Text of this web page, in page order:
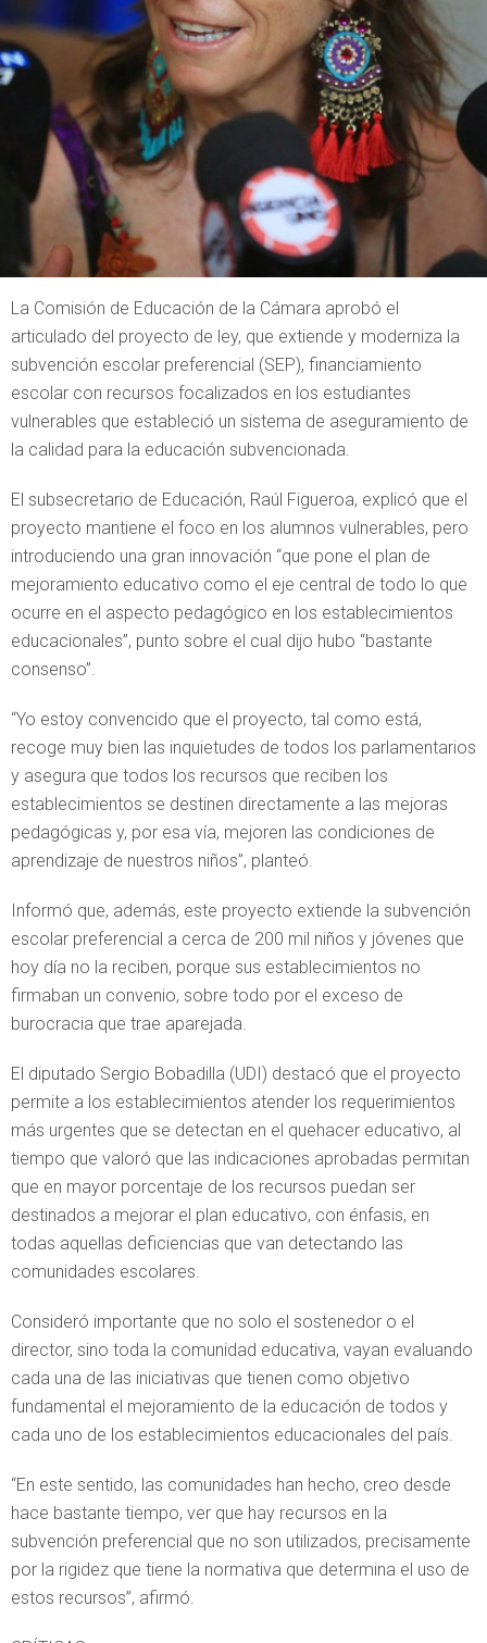
La Comisión de Educación de la Cámara aprobó el
articulado del proyecto de ley, que extiende y moderniza la
subvención escolar preferencial (SEP), financiamiento
escolar con recursos focalizados en los estudiantes
vulnerables que estableció un sistema de aseguramiento de
la calidad para la educación subvencionada.
El subsecretario de Educación, Raúl Figueroa, explicó que el
proyecto mantiene el foco en los alumnos vulnerables, pero
introduciendo una gran innovación “que pone el plan de
mejoramiento educativo como el eje central de todo lo que
ocurre en el aspecto pedagógico en los establecimientos
educacionales”, punto sobre el cual dijo hubo “bastante
consenso”.
“Yo estoy convencido que el proyecto, tal como está,
recoge muy bien las inquietudes de todos los parlamentarios
y asegura que todos los recursos que reciben los
establecimientos se destinen directamente a las mejoras
pedagógicas y, por esa vía, mejoren las condiciones de
aprendizaje de nuestros niños”, planteó.
Informó que, además, este proyecto extiende la subvención
escolar preferencial a cerca de 200 mil niños y jóvenes que
hoy día no la reciben, porque sus establecimientos no
firmaban un convenio, sobre todo por el exceso de
burocracia que trae aparejada.
El diputado Sergio Bobadilla (UDI) destacó que el proyecto
permite a los establecimientos atender los requerimientos
más urgentes que se detectan en el quehacer educativo, al
tiempo que valoró que las indicaciones aprobadas permitan
que en mayor porcentaje de los recursos puedan ser
destinados a mejorar el plan educativo, con énfasis, en
todas aquellas deficiencias que van detectando las
comunidades escolares.
Consideró importante que no solo el sostenedor o el
director, sino toda la comunidad educativa, vayan evaluando
cada una de las iniciativas que tienen como objetivo
fundamental el mejoramiento de la educación de todos y
cada uno de los establecimientos educacionales del país.
“En este sentido, las comunidades han hecho, creo desde
hace bastante tiempo, ver que hay recursos en la
subvención preferencial que no son utilizados, precisamente
por la rigidez que tiene la normativa que determina el uso de
estos recursos”, afirmó.